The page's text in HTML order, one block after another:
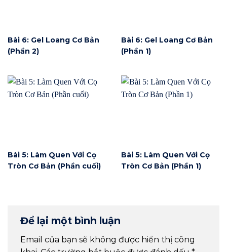
Bài 6: Gel Loang Cơ Bản
(Phần 2)
Bài 6: Gel Loang Cơ Bản
(Phần 1)
Bài 5: Làm Quen Với Cọ
Tròn Cơ Bản (Phần cuối)
Bài 5: Làm Quen Với Cọ
Tròn Cơ Bản (Phần 1)
Để lại một bình luận
Email của bạn sẽ không được hiển thị công